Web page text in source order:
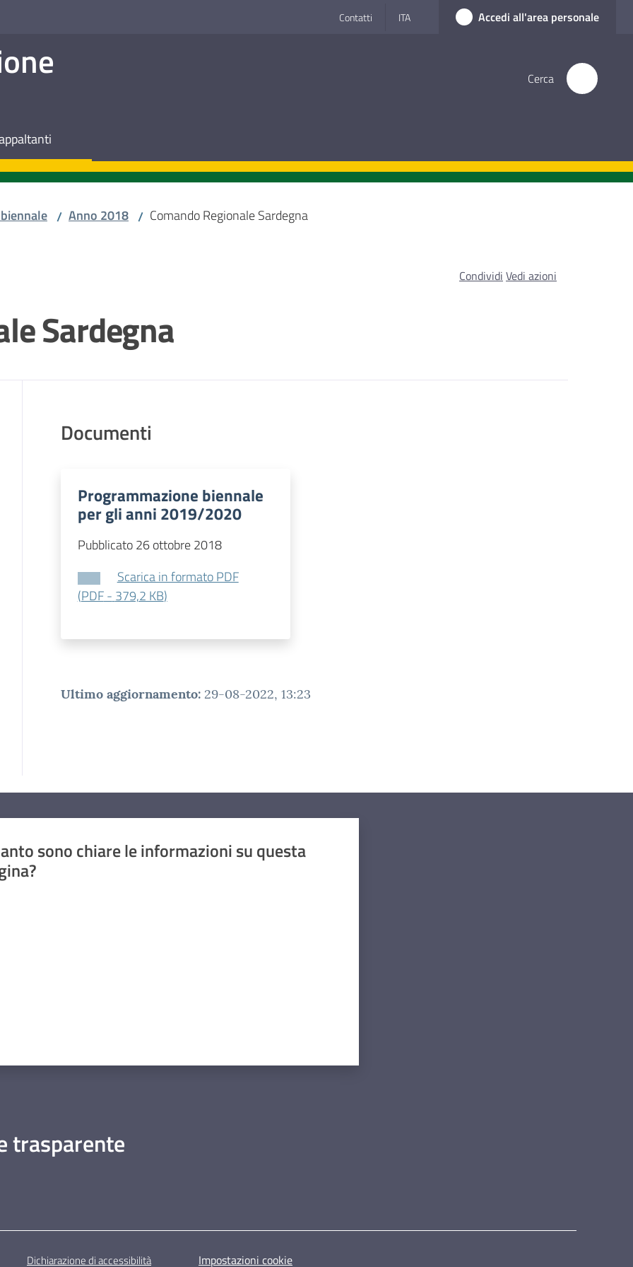
Contatti ITA Accedi all'area personale
Cerca
/ Anno 2018 / Comando Regionale Sardegna
Sardegna
Condividi Vedi azioni
Documenti
Programmazione biennale
per gli anni 2019/2020
Pubblicato 26 ottobre 2018
Scarica in formato PDF
(PDF- 379,2 KB)
Ultimo aggiornamento: 29-08-2022, 13:23
sono chiare le informazioni su questa
trasparente
Dichiarazione di accessibilità Impostazioni cookie